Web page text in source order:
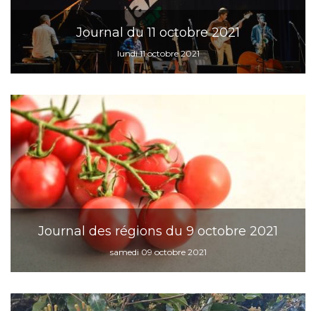
Journal du 11 octobre 2021
lundi 11 octobre 2021
Journal des régions du 9 octobre 2021
samedi 09 octobre 2021